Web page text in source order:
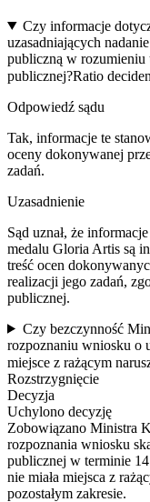
Czy informacje
uzasadniających
publiczną w rozumieniu
publicznej?Ratio
Odpowiedź sądu
Tak, informacje te
oceny dokonywanej
zadań.
Uzasadnienie
Sąd uznał, że
medalu Gloria Artis są
treść ocen
realizacji jego zadań,
publicznej.
Czy bezczynność
rozpoznaniu wniosku o
miejsce z rażącym
Rozstrzygnięcie
Decyzja
Uchylono decyzję
Zobowiązano Ministra
rozpoznania wniosku
publicznej w terminie
nie miała miejsca z
pozostałym zakresie.